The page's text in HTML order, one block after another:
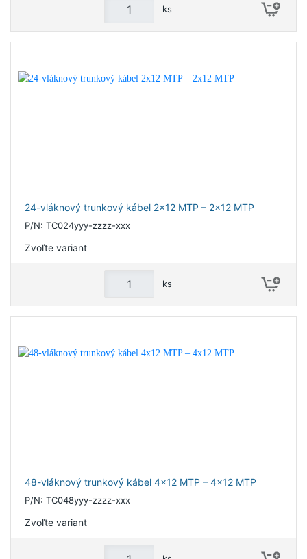
ks
24-vláknový trunkový kábel 2x12 MTP – 2x12 MTP
P/N: TC024yyy-zzzz-xxx
Zvoľte variant
ks
48-vláknový trunkový kábel 4x12 MTP – 4x12 MTP
P/N: TC048yyy-zzzz-xxx
Zvoľte variant